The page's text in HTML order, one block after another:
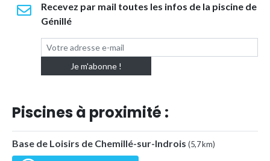
Recevez par mail toutes les infos de la piscine de
Génillé
Piscines à proximité :
Base de Loisirs de Chemillé-sur-Indrois (5,7 km)